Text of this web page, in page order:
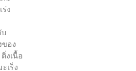
ง
อง
งเนื้อ
เร็ง